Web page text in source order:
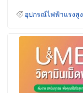
อุปกรณ์ไฟฟ้าแรงสูง